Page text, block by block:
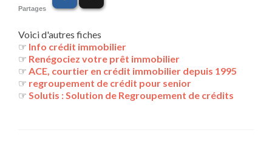
Partages
Voici d'autres fiches
☞ Info crédit immobilier
☞ Renégociez votre prêt immobilier
☞ ACE, courtier en crédit immobilier depuis 1995
☞ regroupement de crédit pour senior
☞ Solutis : Solution de Regroupement de crédits